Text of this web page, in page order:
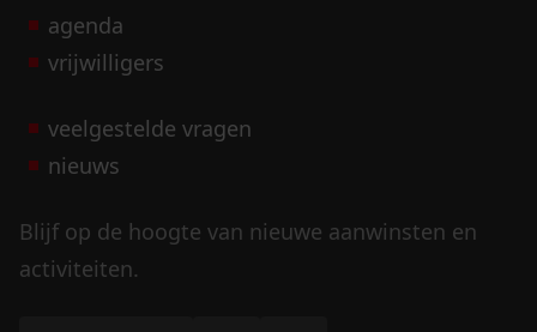
agenda
vrijwilligers
veelgestelde vragen
nieuws
Blijf op de hoogte van nieuwe aanwinsten en
activiteiten.